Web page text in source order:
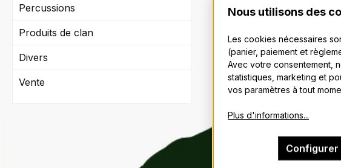
Percussions
Produits de clan
Divers
Vente
Nous utilisons des
Les cookies nécessaires
(panier, paiement et
Avec votre consentement,
statistiques, marketing et
vos paramètres à tout
Plus d'informations...
Configurer